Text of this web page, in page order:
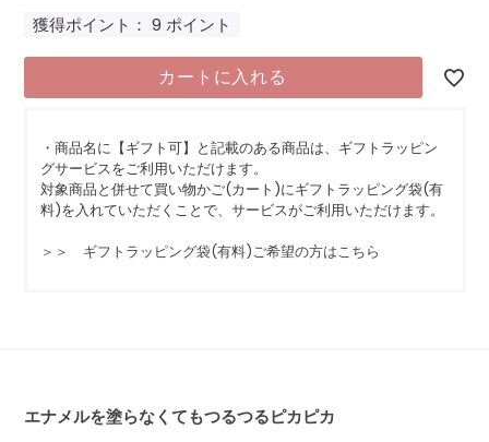
獲得ポイント： 9 ポイント
カートに入れる
・商品名に【ギフト可】と記載のある商品は、ギフトラッピン
グサービスをご利用いただけます。
対象商品と併せて買い物かご(カート)にギフトラッピング袋(有
料)を入れていただくことで、サービスがご利用いただけます。
＞＞ ギフトラッピング袋(有料)ご希望の方はこちら
エナメルを塗らなくてもつるつるピカピカ